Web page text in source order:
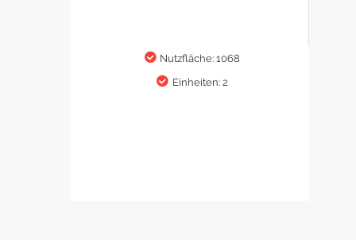
Nutzfläche: 1068
Einheiten: 2